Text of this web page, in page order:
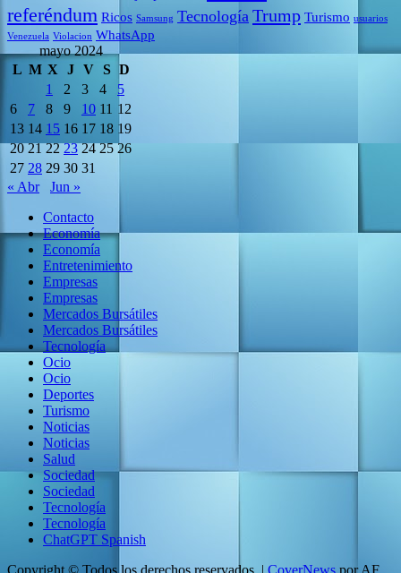
referéndum Ricos Samsung Tecnología Trump Turismo usuarios
Venezuela Violacion WhatsApp
mayo 2024
L M X J V S D
1
2 3 4
5
6
7 8 9 10 11 12
13 14 15 16 17 18 19
20 21 22 23 24 25 26
27 28 29 30 31
« Abr
Jun »
Contacto
Economía
Economía
Entretenimiento
Empresas
Empresas
Mercados Bursátiles
Mercados Bursátiles
Tecnología
Ocio
Ocio
Deportes
Turismo
Noticias
Noticias
Salud
Sociedad
Sociedad
Tecnología
Tecnología
ChatGPT Spanish